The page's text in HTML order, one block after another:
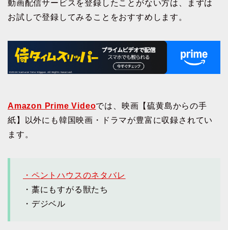
動画配信サービスを登録したことがない方は、まずは
お試しで登録してみることをおすすめします。
Amazon Prime Videoでは、映画【硫黄島からの手
紙】以外にも韓国映画・ドラマが豊富に収録されてい
ます。
・ペントハウスのネタバレ
・藁にもすがる獣たち
・デジベル